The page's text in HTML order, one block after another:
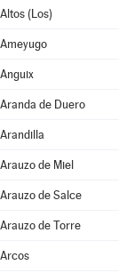
Altos (Los)
Ameyugo
Anguix
Aranda de Duero
Arandilla
Arauzo de Miel
Arauzo de Salce
Arauzo de Torre
Arcos